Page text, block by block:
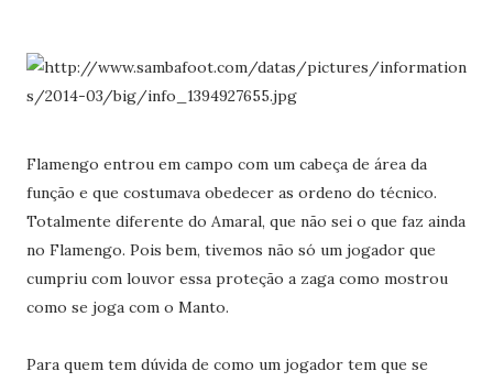
Flamengo entrou em campo com um cabeça de área da
função e que costumava obedecer as ordeno do técnico.
Totalmente diferente do Amaral, que não sei o que faz ainda
no Flamengo. Pois bem, tivemos não só um jogador que
cumpriu com louvor essa proteção a zaga como mostrou
como se joga com o Manto.
Para quem tem dúvida de como um jogador tem que se